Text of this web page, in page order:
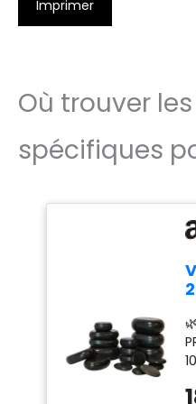
Imprimer
Où trouver
spécifiques